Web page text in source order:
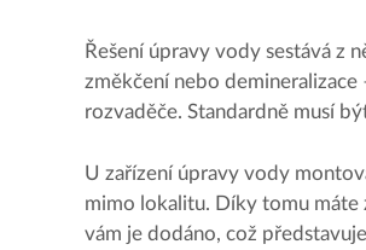
Řešení úpravy vody sestává z
změkčení nebo demineralizace
rozvaděče. Standardně musí
U zařízení úpravy vody
mimo lokalitu. Díky tomu
vám je dodáno, což